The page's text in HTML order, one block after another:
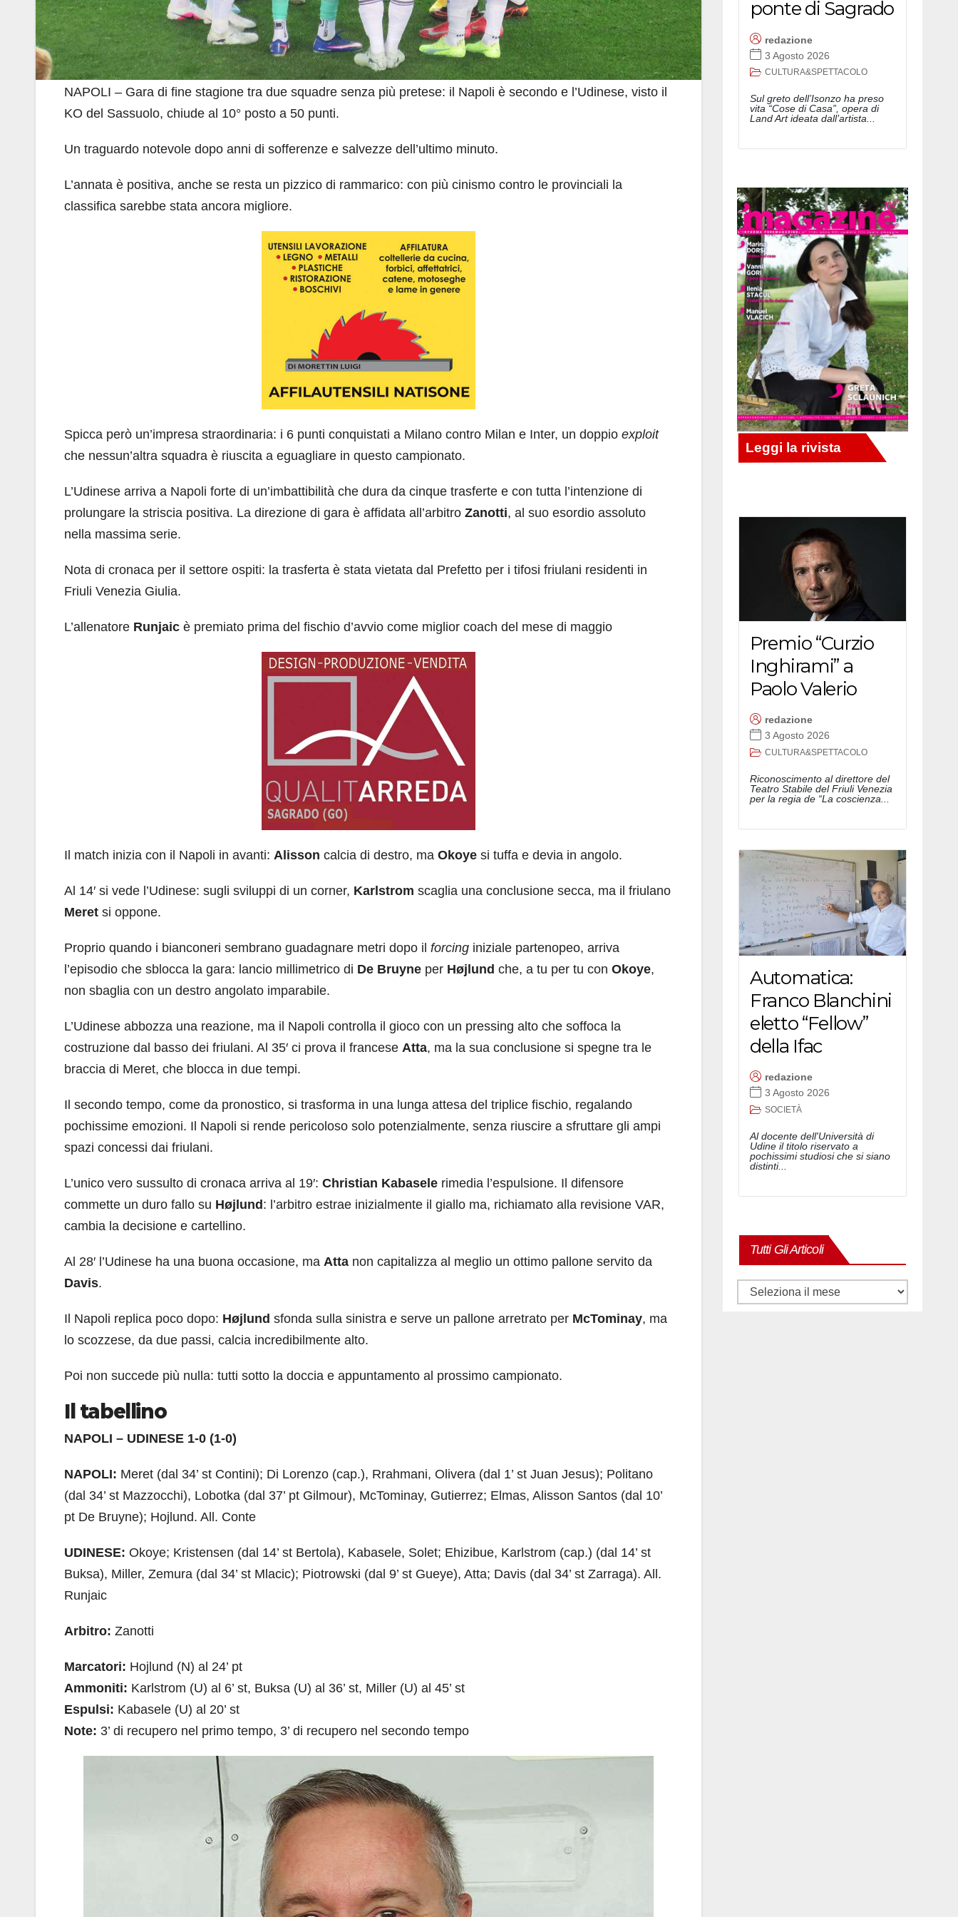
NAPOLI – Gara di fine stagione tra due squadre senza più pretese: il Napoli è secondo e l’Udinese, visto il
KO del Sassuolo, chiude al 10° posto a 50 punti.
Un traguardo notevole dopo anni di sofferenze e salvezze dell’ultimo minuto.
L’annata è positiva, anche se resta un pizzico di rammarico: con più cinismo contro le provinciali la
classifica sarebbe stata ancora migliore.
Spicca però un’impresa straordinaria: i 6 punti conquistati a Milano contro Milan e Inter, un doppio exploit
che nessun’altra squadra è riuscita a eguagliare in questo campionato.
L’Udinese arriva a Napoli forte di un’imbattibilità che dura da cinque trasferte e con tutta l’intenzione di
prolungare la striscia positiva. La direzione di gara è affidata all’arbitro Zanotti, al suo esordio assoluto
nella massima serie.
Nota di cronaca per il settore ospiti: la trasferta è stata vietata dal Prefetto per i tifosi friulani residenti in
Friuli Venezia Giulia.
L’allenatore Runjaic è premiato prima del fischio d’avvio come miglior coach del mese di maggio
Il match inizia con il Napoli in avanti: Alisson calcia di destro, ma Okoye si tuffa e devia in angolo.
Al 14′ si vede l’Udinese: sugli sviluppi di un corner, Karlstrom scaglia una conclusione secca, ma il friulano
Meret si oppone.
Proprio quando i bianconeri sembrano guadagnare metri dopo il forcing iniziale partenopeo, arriva
l’episodio che sblocca la gara: lancio millimetrico di De Bruyne per Højlund che, a tu per tu con Okoye,
non sbaglia con un destro angolato imparabile.
L’Udinese abbozza una reazione, ma il Napoli controlla il gioco con un pressing alto che soffoca la
costruzione dal basso dei friulani. Al 35′ ci prova il francese Atta, ma la sua conclusione si spegne tra le
braccia di Meret, che blocca in due tempi.
Il secondo tempo, come da pronostico, si trasforma in una lunga attesa del triplice fischio, regalando
pochissime emozioni. Il Napoli si rende pericoloso solo potenzialmente, senza riuscire a sfruttare gli ampi
spazi concessi dai friulani.
L’unico vero sussulto di cronaca arriva al 19′: Christian Kabasele rimedia l’espulsione. Il difensore
commette un duro fallo su Højlund: l’arbitro estrae inizialmente il giallo ma, richiamato alla revisione VAR,
cambia la decisione e cartellino.
Al 28′ l’Udinese ha una buona occasione, ma Atta non capitalizza al meglio un ottimo pallone servito da
Davis.
Il Napoli replica poco dopo: Højlund sfonda sulla sinistra e serve un pallone arretrato per McTominay, ma
lo scozzese, da due passi, calcia incredibilmente alto.
Poi non succede più nulla: tutti sotto la doccia e appuntamento al prossimo campionato.
Il tabellino
NAPOLI – UDINESE 1-0 (1-0)
NAPOLI: Meret (dal 34’ st Contini); Di Lorenzo (cap.), Rrahmani, Olivera (dal 1’ st Juan Jesus); Politano
(dal 34’ st Mazzocchi), Lobotka (dal 37’ pt Gilmour), McTominay, Gutierrez; Elmas, Alisson Santos (dal 10’
pt De Bruyne); Hojlund. All. Conte
UDINESE: Okoye; Kristensen (dal 14’ st Bertola), Kabasele, Solet; Ehizibue, Karlstrom (cap.) (dal 14’ st
Buksa), Miller, Zemura (dal 34’ st Mlacic); Piotrowski (dal 9’ st Gueye), Atta; Davis (dal 34’ st Zarraga). All.
Runjaic
Arbitro: Zanotti
Marcatori: Hojlund (N) al 24’ pt
Ammoniti: Karlstrom (U) al 6’ st, Buksa (U) al 36’ st, Miller (U) al 45’ st
Espulsi: Kabasele (U) al 20’ st
Note: 3’ di recupero nel primo tempo, 3’ di recupero nel secondo tempo
ponte di Sagrado
redazione
3 Agosto 2026
CULTURA&SPETTACOLO
Sul greto dell’Isonzo ha preso
vita “Cose di Casa”, opera di
Land Art ideata dall’artista...
Premio “Curzio
Inghirami” a
Paolo Valerio
redazione
3 Agosto 2026
CULTURA&SPETTACOLO
Riconoscimento al direttore del
Teatro Stabile del Friuli Venezia
per la regia de “La coscienza...
Automatica:
Franco Blanchini
eletto “Fellow”
della Ifac
redazione
3 Agosto 2026
SOCIETÀ
Al docente dell'Università di
Udine il titolo riservato a
pochissimi studiosi che si siano
distinti...
Tutti Gli Articoli
Tutti